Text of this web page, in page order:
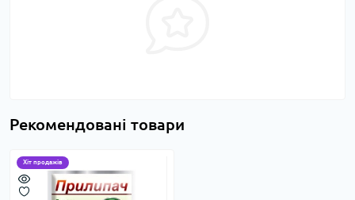
Рекомендовані товари
Хіт продажів